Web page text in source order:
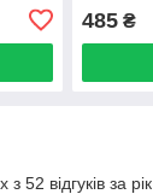
485₴
52 відгуків за рік